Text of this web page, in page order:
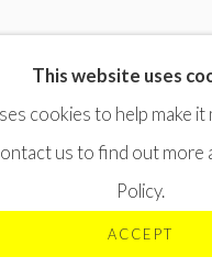
This website uses
cookies to help make
us to find out more
Policy.
ACCEPT